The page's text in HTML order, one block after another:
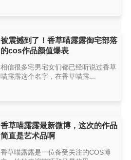
被震撼到了！香草喵露露御宅部落
的cos作品颜值爆表
相信很多宅男宅女们都已经听说过香草
喵露露这个名字，在香草喵露...
香草喵露露最新微博，这次的作品
简直是艺术品啊
香草喵露露是一位备受关注的COS博